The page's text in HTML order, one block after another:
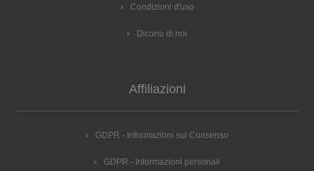
Condizioni d'uso
Dicono di noi
Affiliazioni
GDPR - Informazioni sul Consenso
GDPR - Informazioni personali